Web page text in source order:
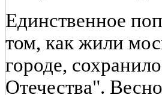
Единственное
том, как жили
городе,
Отечества".